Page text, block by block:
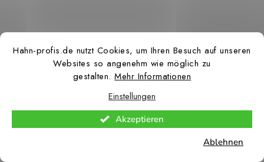
Hahn-profis.de nutzt Cookies, um Ihren Besuch auf unseren
Websites so angenehm wie möglich zu
gestalten.Mehr Informationen
Einstellungen
Ablehnen
Akzeptieren